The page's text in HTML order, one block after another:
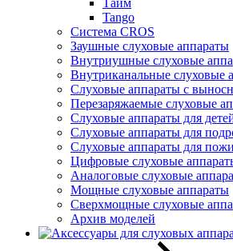
Тайм
Tango
Система CROS
Заушные слуховые аппараты
Внутриушные слуховые
Внутриканальные слуховые
Слуховые аппараты с
Перезаряжаемые слуховые
Слуховые аппараты для
Слуховые аппараты для
Слуховые аппараты для
Цифровые слуховые
Аналоговые слуховые
Мощные слуховые аппараты
Сверхмощные слуховые
Архив моделей